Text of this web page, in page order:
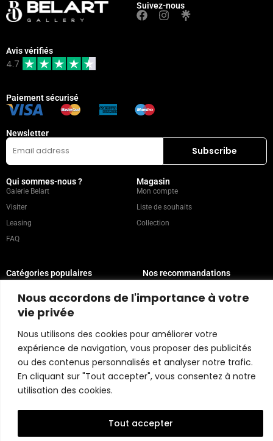
Nous accordons de l'importance à votre
vie privée
Nous utilisons des cookies pour améliorer votre
expérience de navigation, vous proposer des publicités
ou des contenus personnalisés et analyser notre trafic.
En cliquant sur "Tout accepter", vous consentez à notre
utilisation des cookies.
Tout accepter
Suivez-nous
Avis vérifiés
4.7
Paiement sécurisé
Newsletter
Qui sommes-nous ?
Galerie Belart
Visiter
Leasing
FAQ
Magasin
Mon compte
Liste de souhaits
Collection
Catégories populaires
Technique mixte
Peinture
Abstrait
Portrait
Nos recommandations
Magazine
Contact
Politique du magasin
Copyright © 2026 Belart Gallery | Powered by Carre agency